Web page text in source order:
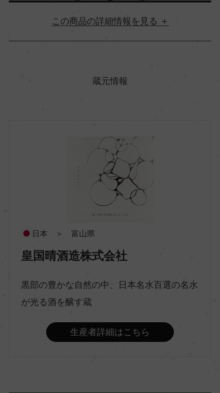
詳細情報
原料米
精米歩合
蔵元情報
日本 ＞ 富山県
皇国晴酒造株式会社
黒部の豊かな自然の中、日本名水百選の名水
が光る酒を醸す蔵
生産者詳細はこちら